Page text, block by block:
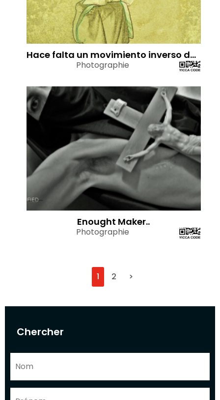
Chercher
Hace falta un movimiento inverso del alma.El recogimiento profundo del alma es un estado simple, elemental, uno.
Photographie
Enought Maker..
Photographie
1 2 >